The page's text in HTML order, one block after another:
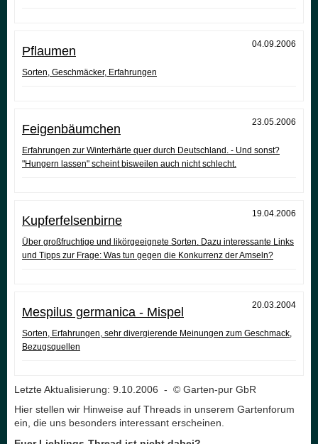
04.09.2006
Pflaumen
Sorten, Geschmäcker, Erfahrungen
23.05.2006
Feigenbäumchen
Erfahrungen zur Winterhärte quer durch Deutschland. - Und sonst?
"Hungern lassen" scheint bisweilen auch nicht schlecht.
19.04.2006
Kupferfelsenbirne
Über großfruchtige und likörgeeignete Sorten. Dazu interessante Links
und Tipps zur Frage: Was tun gegen die Konkurrenz der Amseln?
20.03.2004
Mespilus germanica - Mispel
Sorten, Erfahrungen, sehr divergierende Meinungen zum Geschmack,
Bezugsquellen
Letzte Aktualisierung: 9.10.2006 - © Garten-pur GbR
Hier stellen wir Hinweise auf Threads in unserem Gartenforum
ein, die uns besonders interessant erscheinen.